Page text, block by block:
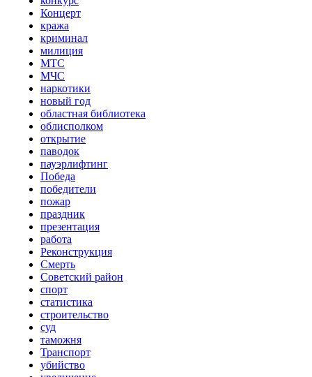
Концерт
кража
криминал
милиция
МТС
МЧС
наркотики
новый год
областная библиотека
облисполком
открытие
паводок
пауэрлифтинг
Победа
победители
пожар
праздник
презентация
работа
Реконструкция
Смерть
Советский район
спорт
статистика
строительство
суд
таможня
Транспорт
убийство